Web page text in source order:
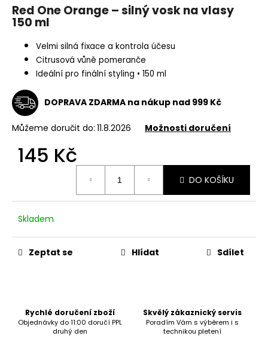
Red One Orange – silný vosk na vlasy
150 ml
Velmi silná fixace a kontrola účesu
Citrusová vůně pomeranče
Ideální pro finální styling • 150 ml
DOPRAVA ZDARMA na nákup nad 999 Kč
Můžeme doručit do: 11.8.2026 Možnosti doručení
145 Kč
DO KOŠÍKU
Skladem
Zeptat se Hlídat Sdílet
Rychlé doručení zboží
Objednávky do 11:00 doručí PPL
druhý den
Skvělý zákaznický servis
Poradím Vám s výběrem i s
technikou pletení
a
j
o
p
u
m